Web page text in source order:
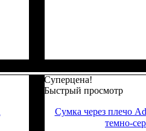
Суперцена!
Быстрый просмотр
Сумка через плечо
темно-